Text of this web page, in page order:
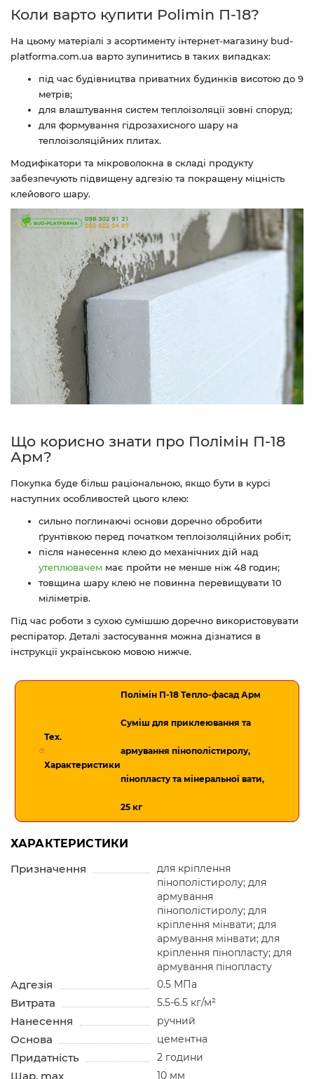
Коли варто купити Polimin П-18?
На цьому матеріалі з асортименту інтернет-магазину bud-
platforma.com.ua варто зупинитись в таких випадках:
під час будівництва приватних будинків висотою до 9
метрів;
для влаштування систем теплоізоляції зовні споруд;
для формування гідрозахисного шару на
теплоізоляційних плитах.
Модифікатори та мікроволокна в складі продукту
забезпечують підвищену адгезію та покращену міцність
клейового шару.
Що корисно знати про Полімін П-18
Арм?
Покупка буде більш раціональною, якщо бути в курсі
наступних особливостей цього клею:
сильно поглинаючі основи доречно обробити
ґрунтівкою перед початком теплоізоляційних робіт;
після нанесення клею до механічних дій над
утеплювачем має пройти не менше ніж 48 годин;
товщина шару клею не повинна перевищувати 10
міліметрів.
Під час роботи з сухою сумішшю доречно використовувати
респіратор. Деталі застосування можна дізнатися в
інструкції українською мовою нижче.
Тех.
Характеристики
Полімін П-18 Тепло-фасад Арм
Суміш для приклеювання та
армування пінополістиролу,
пінопласту та мінеральної вати,
25 кг
ХАРАКТЕРИСТИКИ
Призначення
для кріплення
пінополістиролу; для
армування
пінополістиролу; для
кріплення мінвати; для
армування мінвати; для
кріплення пінопласту; для
армування пінопласту
Адгезія 0.5 МПа
Витрата 5.5-6.5 кг/м²
Нанесення ручний
Основа цементна
Придатність 2 години
Шар, max 10 мм